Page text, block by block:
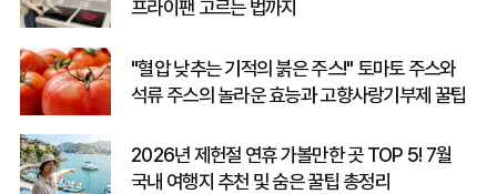
프라이팬 고르는 법까지
"혈압 낮추는 기적의 붉은 주스!" 토마토 주스와
석류 주스의 놀라운 효능과 고향사랑기부제 꿀팁
2026년 제헌절 연휴 가볼만한 곳 TOP 5! 7월
국내 여행지 추천 및 숨은 꿀팁 총정리